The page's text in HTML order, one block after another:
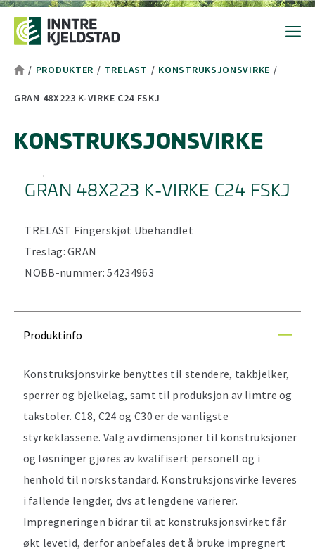
Hopp til toppområde
Hopp til hovedinnhold
Hopp til bunnområde
Tekststørrelsetips
PC: Press ned CTRL og klikk på + (pluss) for å forstørre eller
MAC: Press ned CMD og klikk på + (pluss) for å forstørre eller
/ PRODUKTER / TRELAST / KONSTRUKSJONSVIRKE /
GRAN 48X223 K-VIRKE C24 FSKJ
KONSTRUKSJONSVIRKE
GRAN 48X223 K-VIRKE C24 FSKJ
TRELAST Fingerskjøt Ubehandlet
Treslag:GRAN
NOBB-nummer:54234963
Produktinfo
Konstruksjonsvirke benyttes til stendere, takbjelker,
sperrer og bjelkelag, samt til produksjon av limtre og
takstoler. C18, C24 og C30 er de vanligste
styrkeklassene. Valg av dimensjoner til konstruksjoner
og løsninger gjøres av kvalifisert personell og i
henhold til norsk standard. Konstruksjonsvirke leveres
i fallende lengder, dvs at lengdene varierer.
Impregneringen bidrar til at konstruksjonsvirket får
økt levetid, derfor anbefales det å bruke impregnert